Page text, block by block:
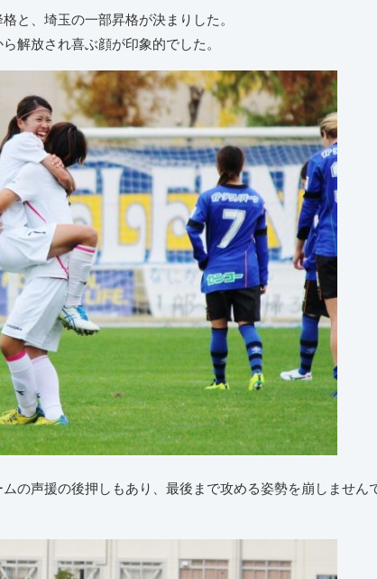
と、埼玉の一部昇格が決まりした。
解放され喜ぶ顔が印象的でした。
の声援の後押しもあり、最後まで攻める姿勢を崩しません